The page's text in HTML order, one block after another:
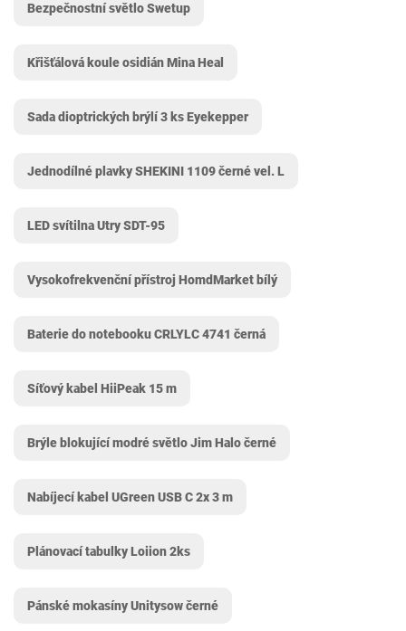
Bezpečnostní světlo Swetup
Křišťálová koule osidián Mina Heal
Sada dioptrických brýlí 3 ks Eyekepper
Jednodílné plavky SHEKINI 1109 černé vel. L
LED svítilna Utry ‎SDT-95
Vysokofrekvenční přístroj HomdMarket bílý
Baterie do notebooku CRLYLC 4741 černá
Síťový kabel HiiPeak 15 m
Brýle blokující modré světlo Jim Halo černé
Nabíjecí kabel UGreen USB C 2x 3 m
Plánovací tabulky Loiion 2ks
Pánské mokasíny Unitysow černé